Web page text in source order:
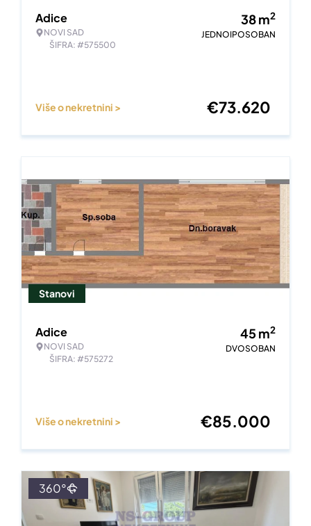
Adice
NOVI SAD
ŠIFRA: #575500
38m2
JEDNOIPOSOBAN
Više o nekretnini > €73.620
Stanovi
Adice
NOVI SAD
ŠIFRA: #575272
45m2
DVOSOBAN
Više o nekretnini > €85.000
360°